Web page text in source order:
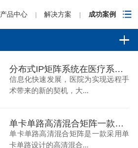
产品中心 | 解决方案 | 成功案例
分布式IP矩阵系统在医疗系统中的远程手术指导与示教应用-碧云祥
信息化快速发展，医院为实现远程手
术带来的新的契机，大...
单卡单路高清混合矩阵一款机型两种选择，触屏款，按键款-碧云祥
单卡单路高清混合矩阵是一款采用单
卡单路设计的高清混合...